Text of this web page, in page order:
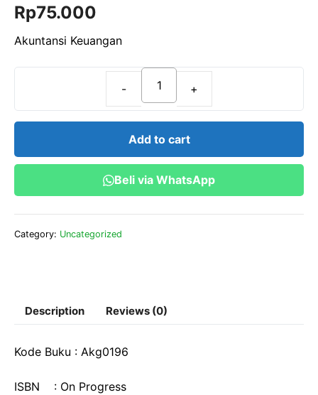
o
u
o
f
Rp75.000
Akuntansi Keuangan
Akuntansi
Keuangan
Add to cart
Beli via WhatsApp
Category: Uncategorized
Description Reviews (0)
Kode Buku : Akg0196
ISBN : On Progress